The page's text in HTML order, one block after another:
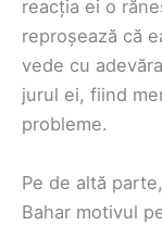
reacția ei o
reproșează că
vede cu
jurul ei, fiind
probleme.
Pe de altă
Bahar motivul